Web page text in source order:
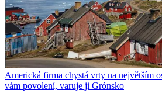
Americká firma chystá vrty na největším
vám povolení, varuje ji Grónsko